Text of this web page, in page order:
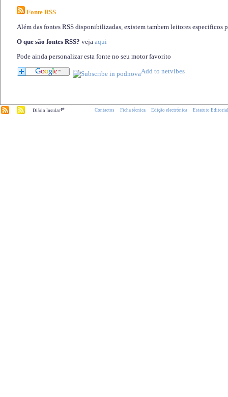
Fonte RSS
Além das fontes RSS disponibilizadas, existem tambem leitores especificos
O que são fontes RSS? veja aqui
Pode ainda personalizar esta fonte no seu motor favorito
Diário Insular.pt Contactos Ficha técnica Edição electrónica Estatuto Editorial